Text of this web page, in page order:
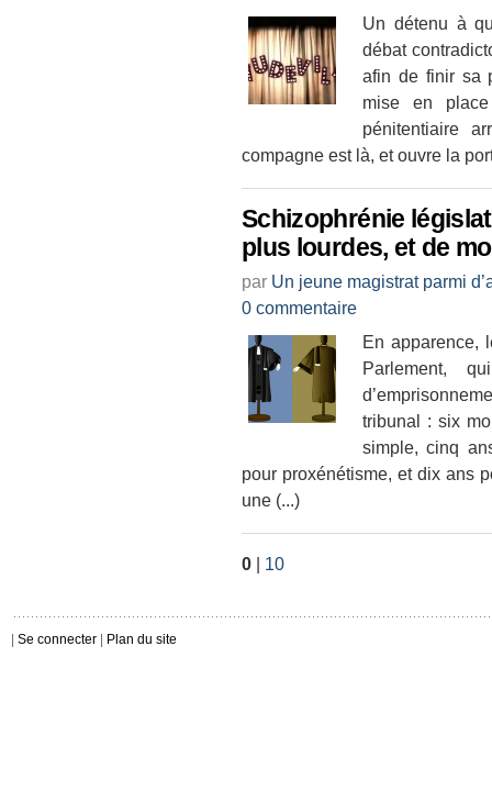
Un détenu à
débat
afin de finir sa
mise en
pénitentiaire
compagne est là, et ouvre la
Schizophrénie
plus lourdes, et de
par Un jeune magistrat parmi
0 commentaire
En apparence,
Parlement,
tribunal : six
simple, cinq
pour proxénétisme, et dix ans
une (...)
0 | 10
| Se connecter | Plan du site